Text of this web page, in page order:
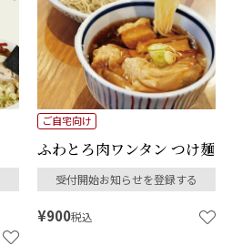
ふわとろ肉ワンタン つけ麺
ご自宅向け
受付開始お知らせを登録する
¥900税込